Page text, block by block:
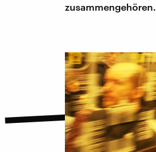
zusammengehören.